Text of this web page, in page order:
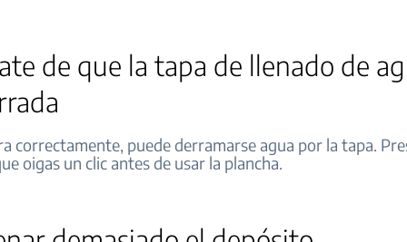
de que la tapa de llenado de
correctamente, puede derramarse agua por la tapa.
oigas un clic antes de usar la plancha.